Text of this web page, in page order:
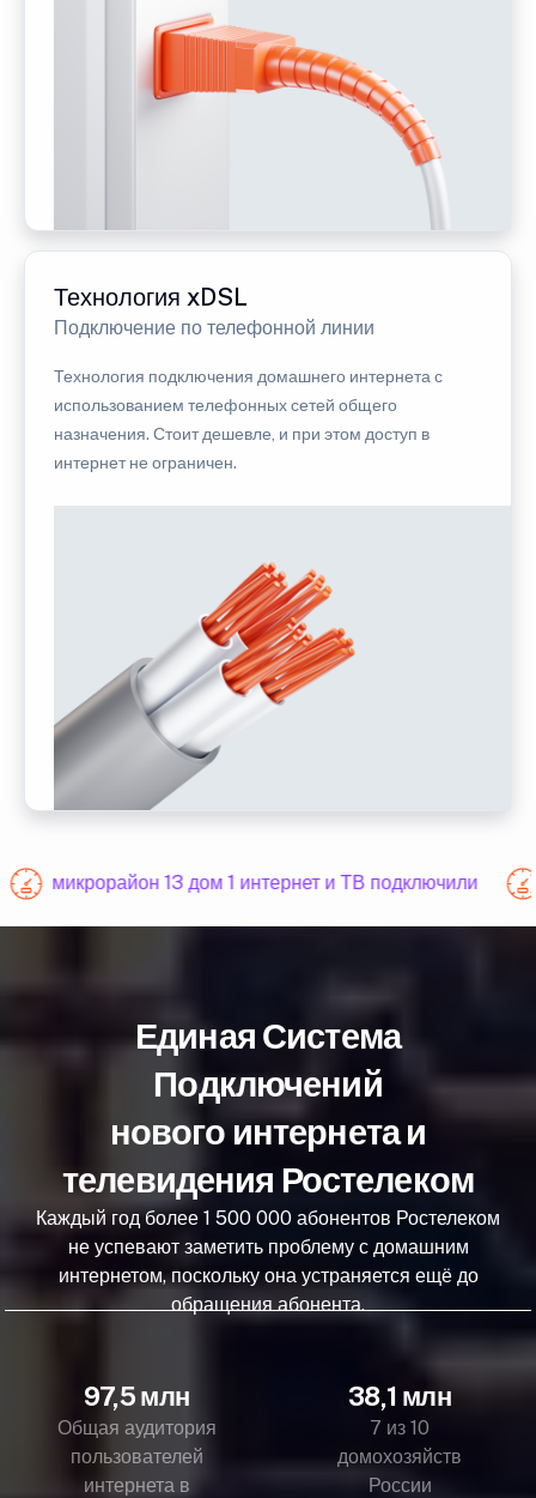
Технология xDSL
Подключение по телефонной линии
Технология подключения домашнего интернета с
использованием телефонных сетей общего
назначения. Стоит дешевле, и при этом доступ в
интернет не ограничен.
микрорайон 13 дом 1 интернет и ТВ подключили
Единая Система
Подключений
нового интернета и
телевидения Ростелеком
Каждый год более 1 500 000 абонентов Ростелеком
не успевают заметить проблему с домашним
интернетом, поскольку она устраняется ещё до
обращения абонента.
97,5 млн
Общая аудитория
пользователей
интернета в
38,1 млн
7 из 10
домохозяйств
России